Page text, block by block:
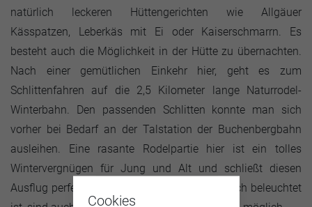
natürlich leckeren Hüttengerichten wie Allgäuer
Kässpatzen, Leberkäs mit Ei oder Kaiserschmarrn. Es
besteht auch die Möglichkeit in der Hütte zu übernachten.
Nach einer gemütlichen Einkehr hier, geht es zum
Schlittenfahren auf die 2,5 Kilometer lange Naturrodel-
Winterbahn. Den passenden Schlitten konnte man sich
vorher bei Bedarf an der Talstation der Buchenbergbahn
ausleihen. Eine rasante Rodelpartie hier ist ein tolles
Wintervergnügen für Jung und Alt und schließt diesen
Ausflug perfekt ab. Da die Naturrodelbahn auch beleuchtet
Cookies